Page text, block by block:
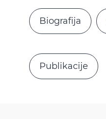
Biografija
Publikacije